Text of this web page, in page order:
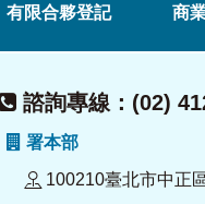
有限合夥登記 商
諮詢專線：(02)
署本部
100210臺北市中正